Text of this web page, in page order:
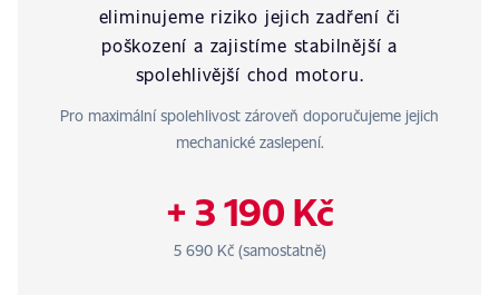
eliminujeme riziko jejich zadření či
poškození a zajistíme stabilnější a
spolehlivější chod motoru.
Pro maximální spolehlivost zároveň doporučujeme jejich
mechanické zaslepení.
+ 3 190 Kč
5 690 Kč (samostatně)